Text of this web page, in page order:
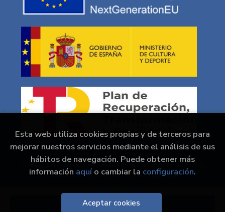
Añadir a mi cesta
2026 ©En Portada Comics/ Kokoro Mangas. Todos los
Derechos Reservados |Grupo Trevenque
Esta web utiliza cookies propias y de terceros para
mejorar nuestros servicios mediante el análisis de sus
hábitos de navegación. Puede obtener más
información aquío cambiar la configuración.
Aceptar cookies